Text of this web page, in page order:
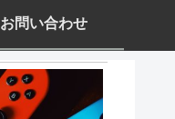
お問い合わせ